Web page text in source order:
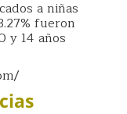
a niñas
fueron
y 14 años